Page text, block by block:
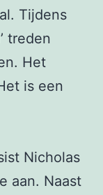
Tijdens
treden
Het
is een
Nicholas
aan. Naast